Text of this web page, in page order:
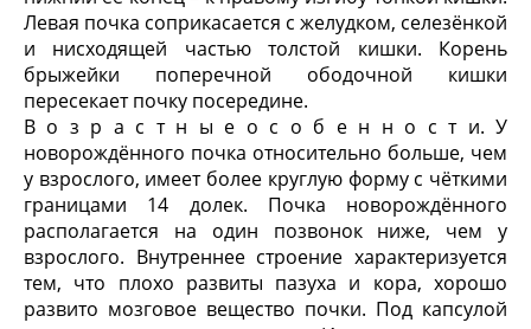
Левая почка соприкасается с желудком, селезёнкой
и нисходящей частью толстой кишки. Корень
брыжейки поперечной ободочной кишки
пересекает почку посередине.
В о з р а с т н ы е о с о б е н н о с т и. У
новорождённого почка относительно больше, чем
у взрослого, имеет более круглую форму с чёткими
границами 14 долек. Почка новорождённого
располагается на один позвонок ниже, чем у
взрослого. Внутреннее строение характеризуется
тем, что плохо развиты пазуха и кора, хорошо
развито мозговое вещество почки. Под капсулой